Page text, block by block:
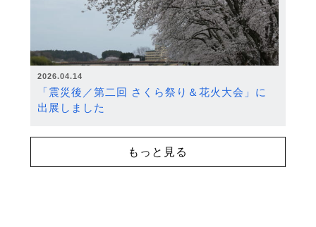
2026.04.14
「震災後／第二回 さくら祭り＆花火大会」に
出展しました
もっと見る